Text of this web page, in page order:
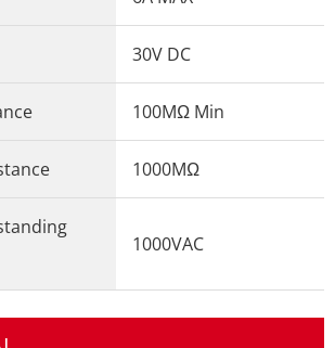
30V DC
100MΩ Min
1000MΩ
1000VAC